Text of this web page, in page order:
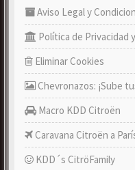
Aviso Legal y
Política de Privacidad
Eliminar Cookies
Chevronazos: ¡Sube
Macro KDD Citroën
Caravana Citroën a
KDD´s CitröFamily